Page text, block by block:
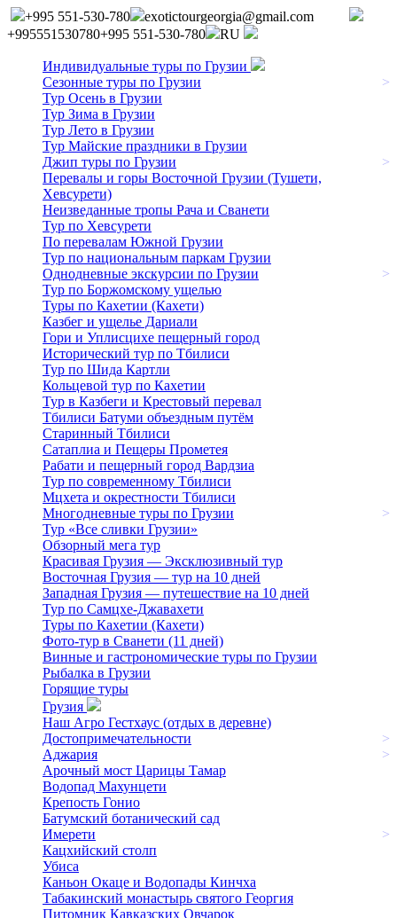
+995 551-530-780
exotictourgeorgia@gmail.com
+995551530780+995 551-530-780 RU
Индивидуальные туры по Грузии
Сезонные туры по Грузии
>
Тур Осень в Грузии
Тур Зима в Грузии
Тур Лето в Грузии
Тур Майские праздники в Грузии
Джип туры по Грузии
>
Перевалы и горы Восточной Грузии (Тушети,
Хевсурети)
Неизведанные тропы Рача и Сванети
Тур по Хевсурети
По перевалам Южной Грузии
Тур по национальным паркам Грузии
Однодневные экскурсии по Грузии
>
Тур по Боржомскому ущелью
Туры по Кахетии (Кахети)
Казбег и ущелье Дариали
Гори и Уплисцихе пещерный город
Исторический тур по Тбилиси
Тур по Шида Картли
Кольцевой тур по Кахетии
Тур в Казбеги и Крестовый перевал
Тбилиси Батуми объездным путём
Старинный Тбилиси
Сатаплиа и Пещеры Прометея
Рабати и пещерный город Вардзиа
Тур по современному Тбилиси
Мцхета и окрестности Тбилиси
Многодневные туры по Грузии
>
Тур «Все сливки Грузии»
Обзорный мега тур
Красивая Грузия — Эксклюзивный тур
Восточная Грузия — тур на 10 дней
Западная Грузия — путешествие на 10 дней
Тур по Самцхе-Джавахети
Туры по Кахетии (Кахети)
Фото-тур в Сванети (11 дней)
Винные и гастрономические туры по Грузии
Рыбалка в Грузии
Горящие туры
Грузия
Наш Агро Гестхаус (отдых в деревне)
Достопримечательности
>
Аджария
>
Арочный мост Царицы Тамар
Водопад Махунцети
Крепость Гонио
Батумский ботанический сад
Имерети
>
Кацхийский столп
Убиса
Каньон Окаце и Водопады Кинчха
Табакинский монастырь святого Георгия
Питомник Кавказских Овчарок